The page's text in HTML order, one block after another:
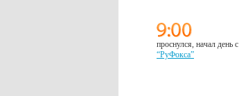
проснулся, начал день с
“РуФокса”